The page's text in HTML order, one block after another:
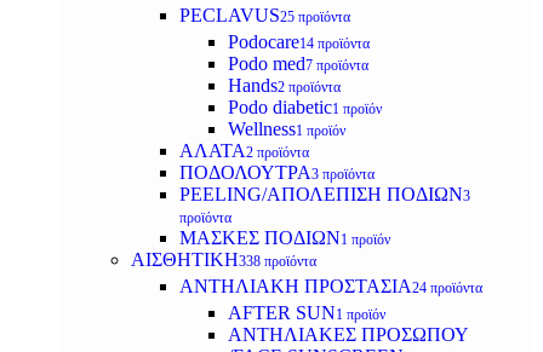
PECLAVUS25 προϊόντα
Podocare14 προϊόντα
Podo med7 προϊόντα
Hands2 προϊόντα
Podo diabetic1 προϊόν
Wellness1 προϊόν
ΑΛΑΤΑ2 προϊόντα
ΠΟΔΟΛΟΥΤΡΑ3 προϊόντα
PEELING/ΑΠΟΛΕΠΙΣΗ ΠΟΔΙΩΝ3
προϊόντα
ΜΑΣΚΕΣ ΠΟΔΙΩΝ1 προϊόν
ΑΙΣΘΗΤΙΚΗ338 προϊόντα
ΑΝΤΗΛΙΑΚΗ ΠΡΟΣΤΑΣΙΑ24 προϊόντα
AFTER SUN1 προϊόν
ΑΝΤΗΛΙΑΚΕΣ ΠΡΟΣΩΠΟΥ